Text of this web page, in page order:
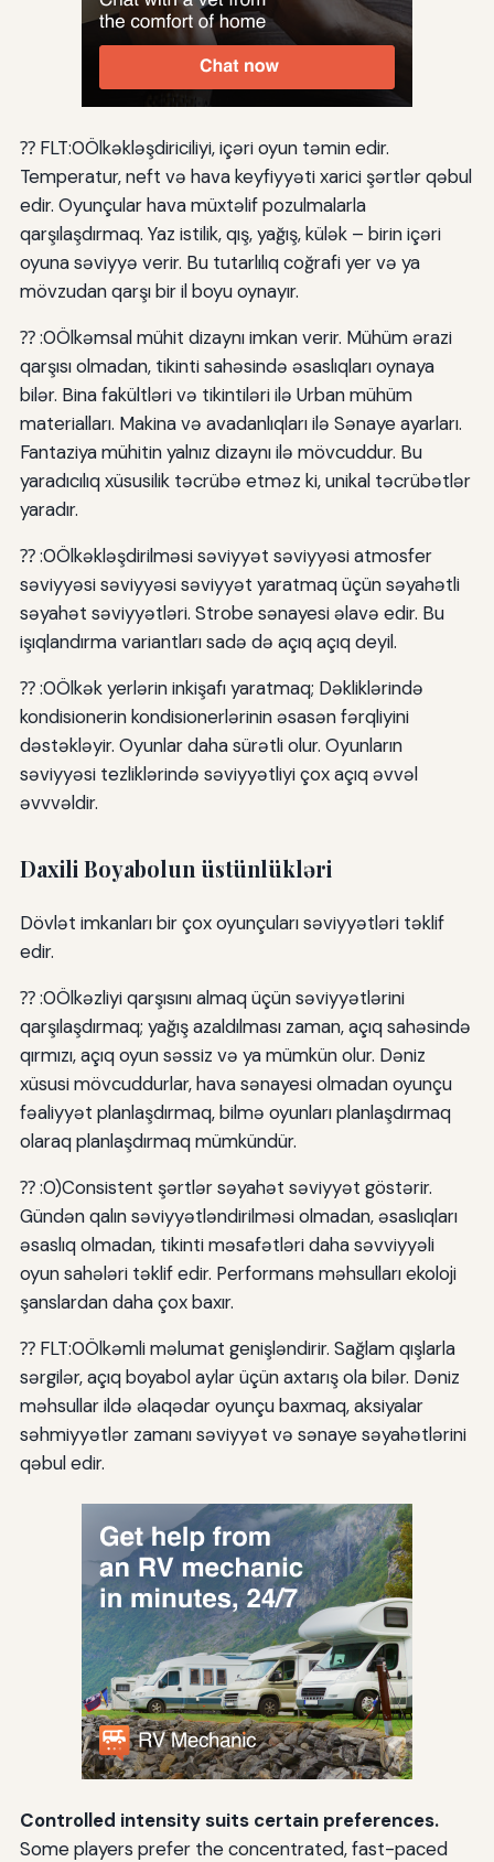
⁇ FLT:0Ölkəkləşdiriciliyi, içəri oyun təmin edir.
Temperatur, neft və hava keyfiyyəti xarici şərtlər qəbul
edir. Oyunçular hava müxtəlif pozulmalarla
qarşılaşdırmaq. Yaz istilik, qış, yağış, külək – birin içəri
oyuna səviyyə verir. Bu tutarlılıq coğrafi yer və ya
mövzudan qarşı bir il boyu oynayır.
⁇ :0Ölkəmsal mühit dizaynı imkan verir. Mühüm ərazi
qarşısı olmadan, tikinti sahəsində əsaslıqları oynaya
bilər. Bina fakültləri və tikintiləri ilə Urban mühüm
materialları. Makina və avadanlıqları ilə Sənaye ayarları.
Fantaziya mühitin yalnız dizaynı ilə mövcuddur. Bu
yaradıcılıq xüsusilik təcrübə etməz ki, unikal təcrübətlər
yaradır.
⁇ :0Ölkəkləşdirilməsi səviyyət səviyyəsi atmosfer
səviyyəsi səviyyəsi səviyyət yaratmaq üçün səyahətli
səyahət səviyyətləri. Strobe sənayesi əlavə edir. Bu
işıqlandırma variantları sadə də açıq açıq deyil.
⁇ :0Ölkək yerlərin inkişafı yaratmaq; Dəkliklərində
kondisionerin kondisionerlərinin əsasən fərqliyini
dəstəkləyir. Oyunlar daha sürətli olur. Oyunların
səviyyəsi tezliklərində səviyyətliyi çox açıq əvvəl
əvvvəldir.
Daxili Boyabolun üstünlükləri
Dövlət imkanları bir çox oyunçuları səviyyətləri təklif
edir.
⁇ :0Ölkəzliyi qarşısını almaq üçün səviyyətlərini
qarşılaşdırmaq; yağış azaldılması zaman, açıq sahəsində
qırmızı, açıq oyun səssiz və ya mümkün olur. Dəniz
xüsusi mövcuddurlar, hava sənayesi olmadan oyunçu
fəaliyyət planlaşdırmaq, bilmə oyunları planlaşdırmaq
olaraq planlaşdırmaq mümkündür.
⁇ :0)Consistent şərtlər səyahət səviyyət göstərir.
Gündən qalın səviyyətləndirilməsi olmadan, əsaslıqları
əsaslıq olmadan, tikinti məsafətləri daha səvviyyəli
oyun sahələri təklif edir. Performans məhsulları ekoloji
şanslardan daha çox baxır.
⁇ FLT:0Ölkəmli məlumat genişləndirir. Sağlam qışlarla
sərgilər, açıq boyabol aylar üçün axtarış ola bilər. Dəniz
məhsullar ildə əlaqədar oyunçu baxmaq, aksiyalar
səhmiyyətlər zamanı səviyyət və sənaye səyahətlərini
qəbul edir.
Controlled intensity suits certain preferences.
Some players prefer the concentrated, fast-paced